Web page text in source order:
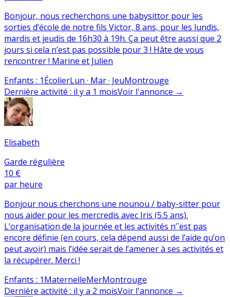
Bonjour, nous recherchons une babysittor pour les
sorties d’école de notre fils Victor, 8 ans, pour les lundis,
mardis et jeudis de 16h30 à 19h. Ça peut être aussi que 2
jours si cela n’est pas possible pour 3 ! Hâte de vous
rencontrer ! Marine et Julien
Enfants : 1ÉcolierLun · Mar · JeuMontrouge
Dernière activité : il y a 1 moisVoir l'annonce →
Elisabeth
Garde régulière
10 €
par heure
Bonjour nous cherchons une nounou / baby-sitter pour
nous aider pour les mercredis avec Iris (5.5 ans).
L’organisation de la journée et les activités n’´est pas
encore définie (en cours, cela dépend aussi de l’aide qu’on
peut avoir) mais l’idée serait de l’amener à ses activités et
la récupérer. Merci !
Enfants : 1MaternelleMerMontrouge
Dernière activité : il y a 2 moisVoir l'annonce →